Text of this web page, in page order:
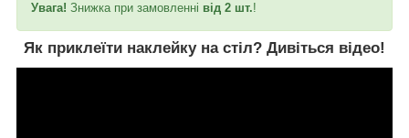
Увага! Знижка при замовленні від 2 шт.!
Як приклеїти наклейку на стіл? Дивіться відео!